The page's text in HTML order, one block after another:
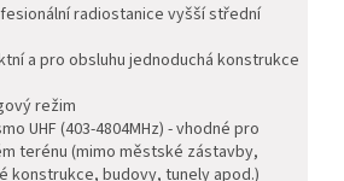
radiostanice vyšší střední
a pro obsluhu jednoduchá konstrukce
režim
UHF (403-4804MHz) - vhodné pro
terénu (mimo městské zástavby,
konstrukce, budovy, tunely apod.)